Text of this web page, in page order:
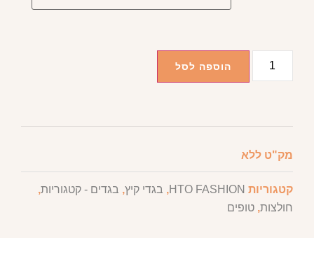
הוספה לסל
מק"ט ללא
קטגוריות HTO FASHION
, בגדי קיץ, בגדים - קטגוריות,
חולצות, טופים